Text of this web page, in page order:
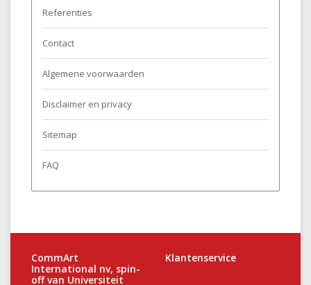
Referenties
Contact
Algemene voorwaarden
Disclaimer en privacy
Sitemap
FAQ
CommArt
International nv, spin-
off van Universiteit
Klantenservice